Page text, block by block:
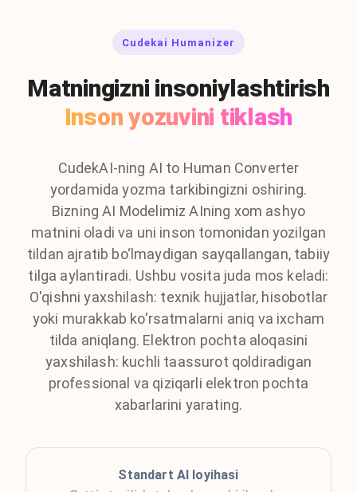
Cudekai Humanizer
Matningizni insoniylashtirish
Inson yozuvini tiklash
CudekAI-ning AI to Human Converter
yordamida yozma tarkibingizni oshiring.
Bizning AI Modelimiz AIning xom ashyo
matnini oladi va uni inson tomonidan yozilgan
tildan ajratib bo‘lmaydigan sayqallangan, tabiiy
tilga aylantiradi. Ushbu vosita juda mos keladi:
O'qishni yaxshilash: texnik hujjatlar, hisobotlar
yoki murakkab ko'rsatmalarni aniq va ixcham
tilda aniqlang. Elektron pochta aloqasini
yaxshilash: kuchli taassurot qoldiradigan
professional va qiziqarli elektron pochta
xabarlarini yarating.
Standart AI loyihasi